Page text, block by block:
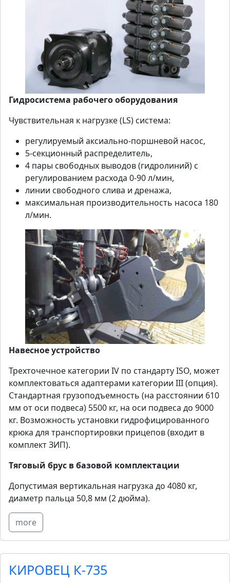
Гидросистема рабочего оборудования
Чувствительная к нагрузке (LS) система:
регулируемый аксиально-поршневой насос,
5-секционный распределитель,
4 пары свободных выводов (гидролиний) с
регулированием расхода 0-90 л/мин,
линии свободного слива и дренажа,
максимальная производительность насоса 180
л/мин.
Навесное устройство
Трехточечное категории IV по стандарту ISO, может
комплектоваться адаптерами категории III (опция).
Стандартная грузоподъемность (на расстоянии 610
мм от оси подвеса) 5500 кг, на оси подвеса до 9000
кг. Возможность установки гидрофицированного
крюка для транспортировки прицепов (входит в
комплект ЗИП).
Тяговый брус в базовой комплектации
Допустимая вертикальная нагрузка до 4080 кг,
диаметр пальца 50,8 мм (2 дюйма).
more
КИРОВЕЦ К-735